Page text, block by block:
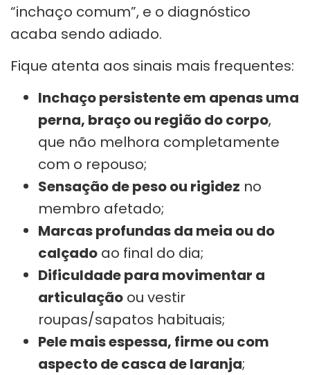
“inchaço comum”, e o diagnóstico
acaba sendo adiado.
Fique atenta aos sinais mais frequentes:
Inchaço persistente em apenas uma
perna, braço ou região do corpo,
que não melhora completamente
com o repouso;
Sensação de peso ou rigidez no
membro afetado;
Marcas profundas da meia ou do
calçado ao final do dia;
Dificuldade para movimentar a
articulação ou vestir
roupas/sapatos habituais;
Pele mais espessa, firme ou com
aspecto de casca de laranja;